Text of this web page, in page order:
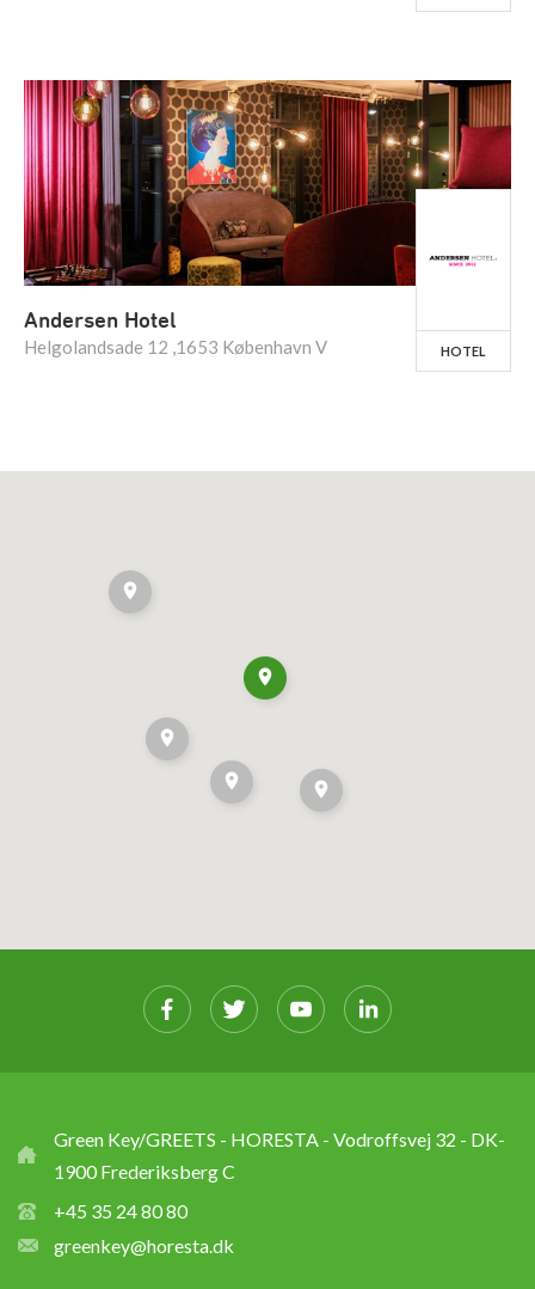
Andersen Hotel
Helgolandsade 12 ,1653 København V HOTEL
Green Key/GREETS - HORESTA - Vodroffsvej 32 - DK-
1900 Frederiksberg C
+45 35 24 80 80
greenkey@horesta.dk